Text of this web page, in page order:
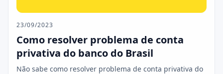
23/09/2023
Como resolver problema de conta
privativa do banco do Brasil
Não sabe como resolver problema de conta privativa do